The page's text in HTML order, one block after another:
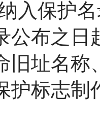
入保护
公布之日
旧址名称
护标志制